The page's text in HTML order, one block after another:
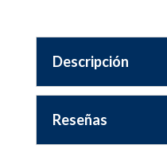
Descripción
Reseñas